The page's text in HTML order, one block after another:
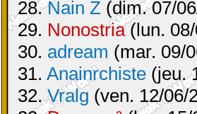
28.Nain Z (dim. 07/
29. Nonostria(lun. 08/
30. adream (mar. 09/
31. Anainrchiste (jeu.
32.Vralg (ven. 12/06/